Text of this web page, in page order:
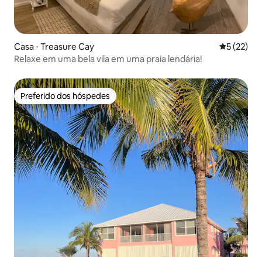
Casa ⋅ Treasure Cay 5 de uma
5 (22)
Relaxe em uma bela vila em uma praia lendária!
Preferido dos hóspedes
Preferido dos hóspedes